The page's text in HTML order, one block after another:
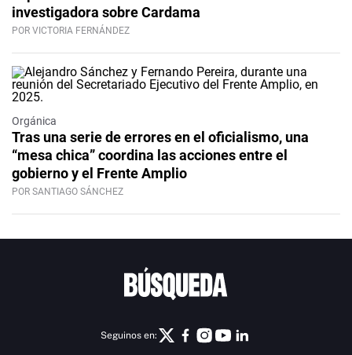
investigadora sobre Cardama
POR VICTORIA FERNÁNDEZ
Orgánica
Tras una serie de errores en el oficialismo, una
“mesa chica” coordina las acciones entre el
gobierno y el Frente Amplio
POR SANTIAGO SÁNCHEZ
Seguinos en: